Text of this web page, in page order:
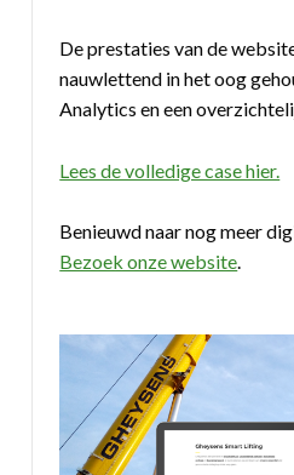
De prestaties van de
nauwlettend in het oog
Analytics en een
Lees de volledige case hier.
Benieuwd naar nog meer
Bezoek onze website.